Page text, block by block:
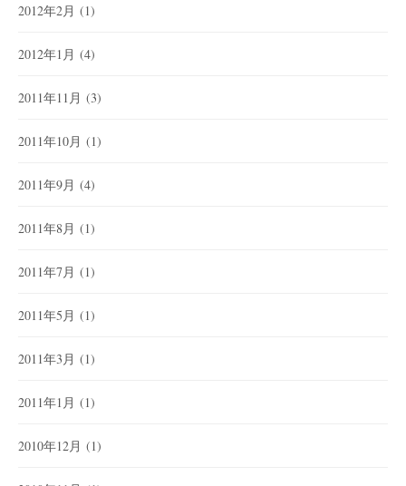
2012年2月 (1)
2012年1月 (4)
2011年11月 (3)
2011年10月 (1)
2011年9月 (4)
2011年8月 (1)
2011年7月 (1)
2011年5月 (1)
2011年3月 (1)
2011年1月 (1)
2010年12月 (1)